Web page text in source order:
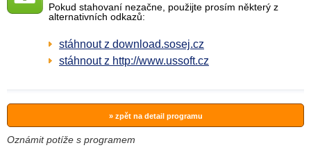
Pokud stahovaní nezačne, použijte prosím některý z
alternativních odkazů:
stáhnout z download.sosej.cz
stáhnout z http://www.ussoft.cz
» zpět na detail programu
Oznámit potíže s programem